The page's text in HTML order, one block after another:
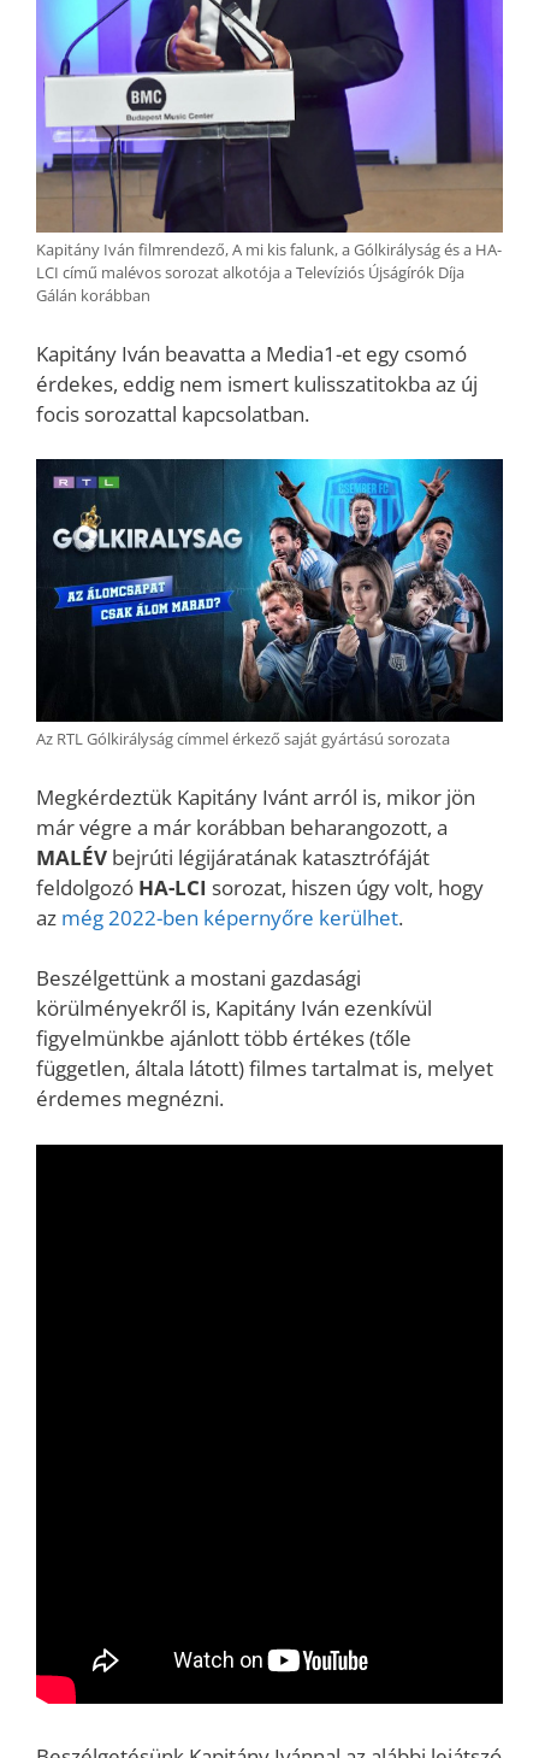
Kapitány Iván filmrendező, A mi kis falunk, a Gólkirályság és a HA-
LCI című malévos sorozat alkotója a Televíziós Újságírók Díja
Gálán korábban
Kapitány Iván beavatta a Media1-et egy csomó
érdekes, eddig nem ismert kulisszatitokba az új
focis sorozattal kapcsolatban.
Az RTL Gólkirályság címmel érkező saját gyártású sorozata
Megkérdeztük Kapitány Ivánt arról is, mikor jön
már végre a már korábban beharangozott, a
MALÉV bejrúti légijáratának katasztrófáját
feldolgozó HA-LCI sorozat, hiszen úgy volt, hogy
az még 2022-ben képernyőre kerülhet.
Beszélgettünk a mostani gazdasági
körülményekről is, Kapitány Iván ezenkívül
figyelmünkbe ajánlott több értékes (tőle
független, általa látott) filmes tartalmat is, melyet
érdemes megnézni.